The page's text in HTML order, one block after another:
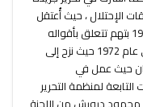
الإحتلال ، حيث أُعتقل
أكثر من مرّة منذ العام 1961 بتهم تتعلق بأقواله
ونشاطاته السياسية ، حتى عام 1972 حيث نزح إلى
حيث عمل في
لمنظمة التحرير